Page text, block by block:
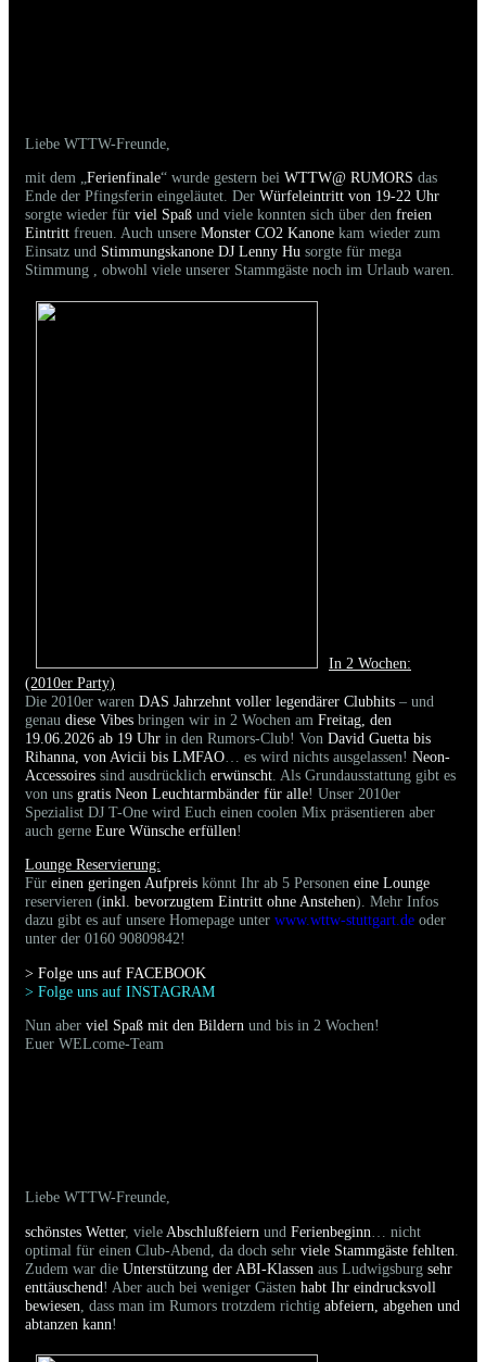
Liebe WTTW-Freunde,
mit dem „Ferienfinale“ wurde gestern bei WTTW@ RUMORS das
Ende der Pfingsferin eingeläutet. Der Würfeleintritt von 19-22 Uhr
sorgte wieder für viel Spaß und viele konnten sich über den freien
Eintritt freuen. Auch unsere Monster CO2 Kanone kam wieder zum
Einsatz und Stimmungskanone DJ Lenny Hu sorgte für mega
Stimmung , obwohl viele unserer Stammgäste noch im Urlaub waren.
In 2 Wochen:
(2010er Party)
Die 2010er waren DAS Jahrzehnt voller legendärer Clubhits – und
genau diese Vibes bringen wir in 2 Wochen am Freitag, den
19.06.2026 ab 19 Uhr in den Rumors-Club! Von David Guetta bis
Rihanna, von Avicii bis LMFAO … es wird nichts ausgelassen! Neon-
Accessoires sind ausdrücklich erwünscht . Als Grundausstattung gibt es
von uns gratis Neon Leuchtarmbänder für alle! Unser 2010er
Spezialist DJ T-One wird Euch einen coolen Mix präsentieren aber
auch gerne Eure Wünsche erfüllen!
Lounge Reservierung:
Für einen geringen Aufpreis könnt Ihr ab 5 Personen eine Lounge
reservieren (inkl. bevorzugtem Eintritt ohne Anstehen). Mehr Infos
dazu gibt es auf unsere Homepage unter www.wttw-stuttgart.de oder
unter der 0160 90809842!
> Folge uns auf FACEBOOK
> Folge uns auf INSTAGRAM
Nun aber viel Spaß mit den Bildern und bis in 2 Wochen!
Euer WELcome-Team
Liebe WTTW-Freunde,
schönstes Wetter, viele Abschlußfeiern und Ferienbeginn … nicht
optimal für einen Club-Abend, da doch sehr viele Stammgäste fehlten
Zudem war die Unterstützung der ABI-Klassen aus Ludwigsburg sehr
enttäuschend! Aber auch bei weniger Gästen habt Ihr eindrucksvoll
bewiesen , dass man im Rumors trotzdem richtig abfeiern, abgehen und
abtanzen kann!